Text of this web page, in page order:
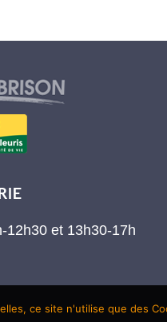
12h30 et 13h30-17h
ce site n'utilise que des